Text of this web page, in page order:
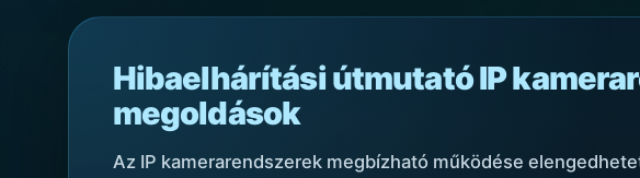
Hibaelhárítási útmutató IP
megoldások
Az IP kamerarendszerek megbízható működése